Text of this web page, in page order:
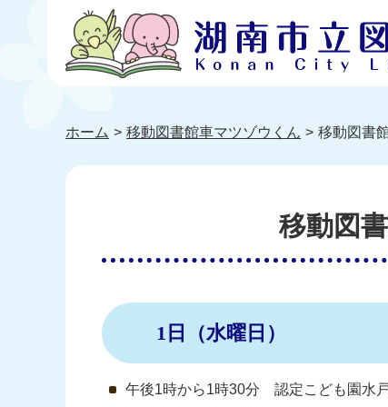
ホーム 移動図書館車マツゾウくん 移動図書
移動図
1日（水曜日）
午後1時から1時30分 認定こども園水